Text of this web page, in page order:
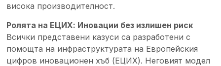
висока производителност.
Ролята на ЕЦИХ: Иновации без излишен риск
Всички представени казуси са разработени с
помощта на инфраструктурата на Европейския
цифров иновационен хъб (ЕЦИХ). Неговият модел